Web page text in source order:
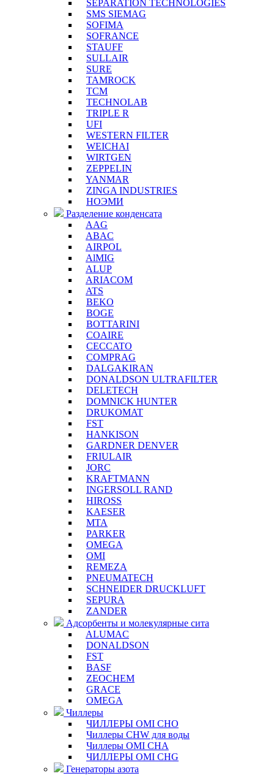
SEPARATION TECHNOLOGIES
SMS SIEMAG
SOFIMA
SOFRANCE
STAUFF
SULLAIR
SURE
TAMROCK
TCM
TECHNOLAB
TRIPLE R
UFI
WESTERN FILTER
WEICHAI
WIRTGEN
ZEPPELIN
YANMAR
ZINGA INDUSTRIES
НОЭМИ
Разделение конденсата
AAG
ABAC
AIRPOL
AlMIG
ALUP
ARIACOM
ATS
BEKO
BOGE
BOTTARINI
COAIRE
CECCATO
COMPRAG
DALGAKIRAN
DONALDSON ULTRAFILTER
DELETECH
DOMNICK HUNTER
DRUKOMAT
FST
HANKISON
GARDNER DENVER
FRIULAIR
JORC
KRAFTMANN
INGERSOLL RAND
HIROSS
KAESER
MTA
PARKER
OMEGA
OMI
REMEZA
PNEUMATECH
SCHNEIDER DRUCKLUFT
SEPURA
ZANDER
Адсорбенты и молекулярные сита
ALUMAC
DONALDSON
FST
BASF
ZEOCHEM
GRACE
OMEGA
Чиллеры
ЧИЛЛЕРЫ OMI CHO
Чиллеры CHW для воды
Чиллеры OMI CHA
ЧИЛЛЕРЫ OMI CHG
Генераторы азота